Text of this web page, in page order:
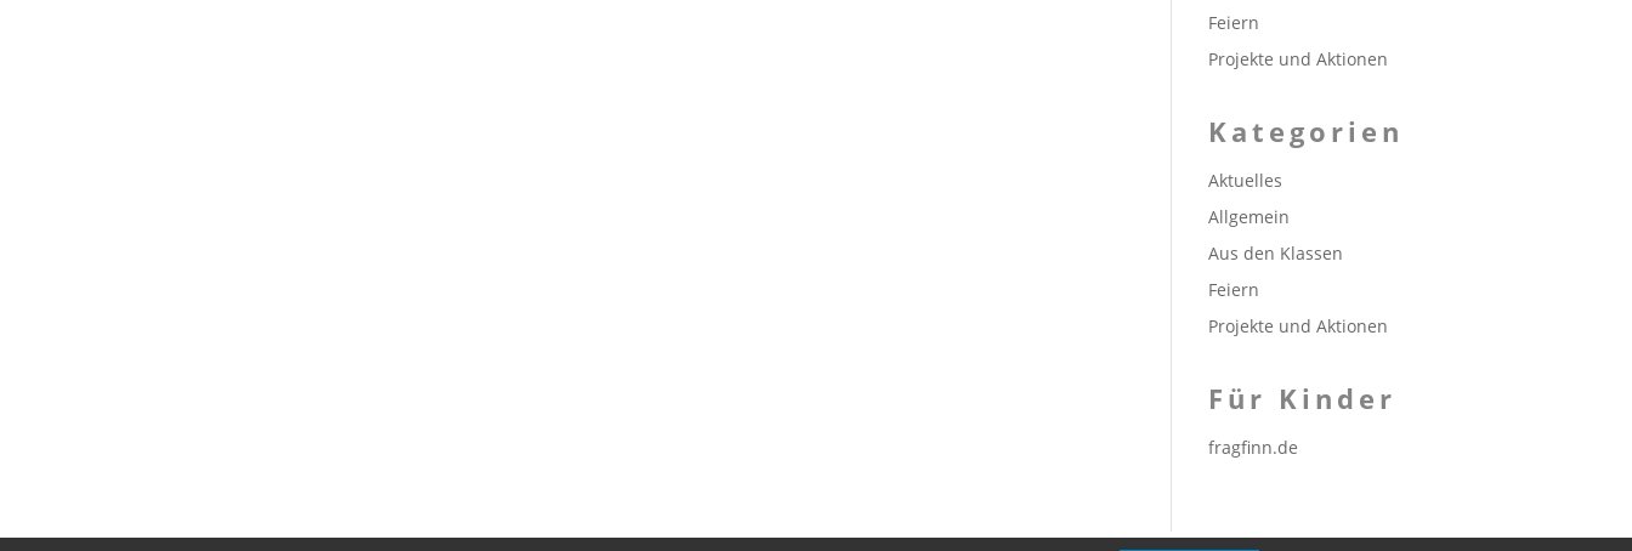
Feiern
Projekte und Aktionen
Kategorien
Aktuelles
Allgemein
Aus den Klassen
Feiern
Projekte und Aktionen
Für Kinder
fragfinn.de